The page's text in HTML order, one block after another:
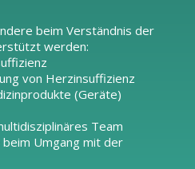
beim Verständnis der
werden:
von Herzinsuffizienz
(Geräte)
Team
Umgang mit der